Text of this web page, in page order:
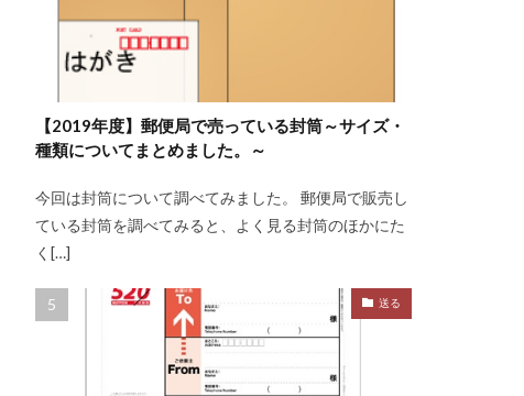
【2019年度】郵便局で売っている封筒～サイズ・
種類についてまとめました。～
今回は封筒について調べてみました。 郵便局で販売し
ている封筒を調べてみると、よく見る封筒のほかにた
く[…]
送る